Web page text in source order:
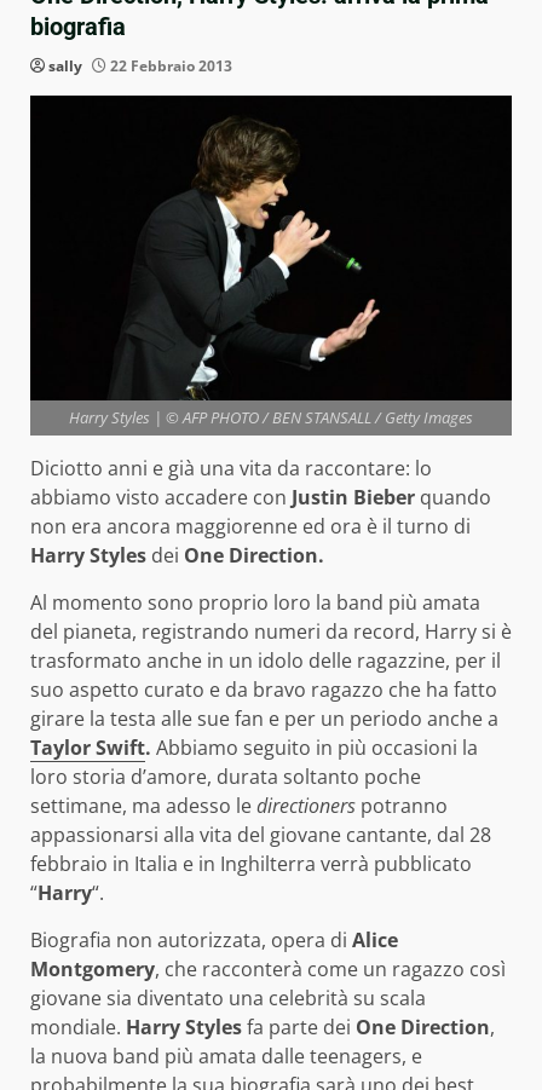
biografia
sally 22 Febbraio 2013
Harry Styles | © AFP PHOTO / BEN STANSALL / Getty Images
Diciotto anni e già una vita da raccontare: lo
abbiamo visto accadere con Justin Bieber quando
non era ancora maggiorenne ed ora è il turno di
Harry Styles dei One Direction.
Al momento sono proprio loro la band più amata
del pianeta, registrando numeri da record, Harry si è
trasformato anche in un idolo delle ragazzine, per il
suo aspetto curato e da bravo ragazzo che ha fatto
girare la testa alle sue fan e per un periodo anche a
Taylor Swift. Abbiamo seguito in più occasioni la
loro storia d’amore, durata soltanto poche
settimane, ma adesso ledirectioners potranno
appassionarsi alla vita del giovane cantante, dal 28
febbraio in Italia e in Inghilterra verrà pubblicato
“Harry“.
Biografia non autorizzata, opera di Alice
Montgomery, che racconterà come un ragazzo così
giovane sia diventato una celebrità su scala
mondiale. Harry Stylesfa parte dei One Direction,
la nuova band più amata dalle teenagers, e